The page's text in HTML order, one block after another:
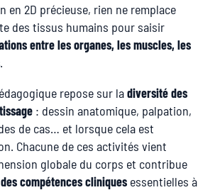
en 2D précieuse, rien ne remplace
des tissus humains pour saisir
entre les organes, les muscles, les
.
repose sur ladiversité des
: dessin anatomique, palpation,
de cas… et lorsque cela est
Chacune de ces activités vient
globale du corps et contribue
compétences cliniques essentielles à